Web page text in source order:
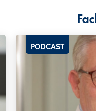
PODCAST